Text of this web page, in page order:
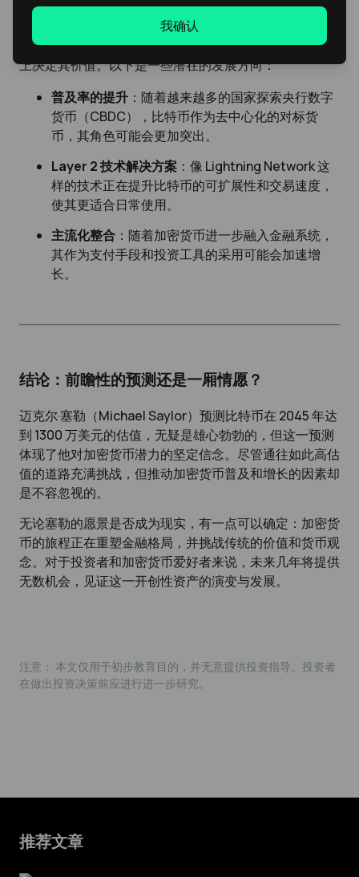
未来二十年将成为加密货币发展轨迹的关键时期。全球经
济趋势、技术创新以及投资者情绪的变化，将在很大程度
上决定其价值。以下是一些潜在的发展方向：
普及率的提升 ：随着越来越多的国家探索央行数字
货币（CBDC），比特币作为去中心化的对标货
币，其角色可能会更加突出。
Layer 2 技术解决方案 ：像 Lightning Network 这
样的技术正在提升比特币的可扩展性和交易速度，
使其更适合日常使用。
主流化整合 ：随着加密货币进一步融入金融系统，
其作为支付手段和投资工具的采用可能会加速增
长。
结论：前瞻性的预测还是一厢情愿？
迈克尔·塞勒（Michael Saylor）预测比特币在 2045 年达
到 1300 万美元的估值，无疑是雄心勃勃的，但这一预测
体现了他对加密货币潜力的坚定信念。尽管通往如此高估
值的道路充满挑战，但推动加密货币普及和增长的因素却
是不容忽视的。
无论塞勒的愿景是否成为现实，有一点可以确定：加密货
币的旅程正在重塑金融格局，并挑战传统的价值和货币观
念。对于投资者和加密货币爱好者来说，未来几年将提供
无数机会，见证这一开创性资产的演变与发展。
注意： 本文仅用于初步教育目的，并无意提供投资指导。投资者
在做出投资决策前应进行进一步研究。
推荐文章
我确认